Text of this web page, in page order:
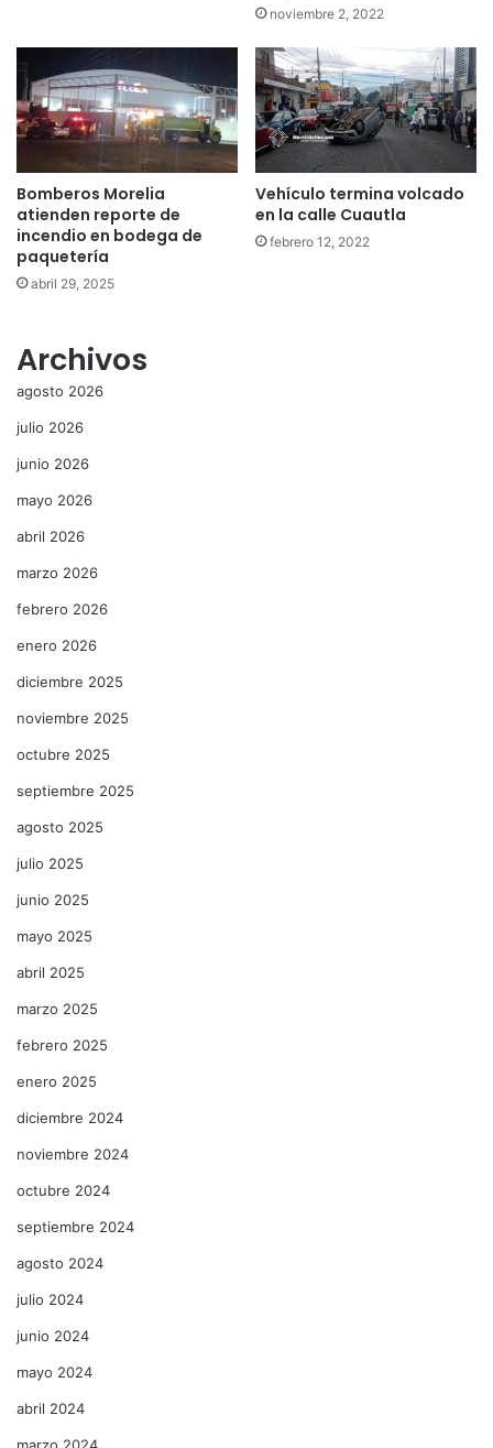
noviembre 2, 2022
Bomberos Morelia
atienden reporte de
incendio en bodega de
paquetería
abril 29, 2025
Vehículo termina volcado
en la calle Cuautla
febrero 12, 2022
Archivos
agosto 2026
julio 2026
junio 2026
mayo 2026
abril 2026
marzo 2026
febrero 2026
enero 2026
diciembre 2025
noviembre 2025
octubre 2025
septiembre 2025
agosto 2025
julio 2025
junio 2025
mayo 2025
abril 2025
marzo 2025
febrero 2025
enero 2025
diciembre 2024
noviembre 2024
octubre 2024
septiembre 2024
agosto 2024
julio 2024
junio 2024
mayo 2024
abril 2024
marzo 2024